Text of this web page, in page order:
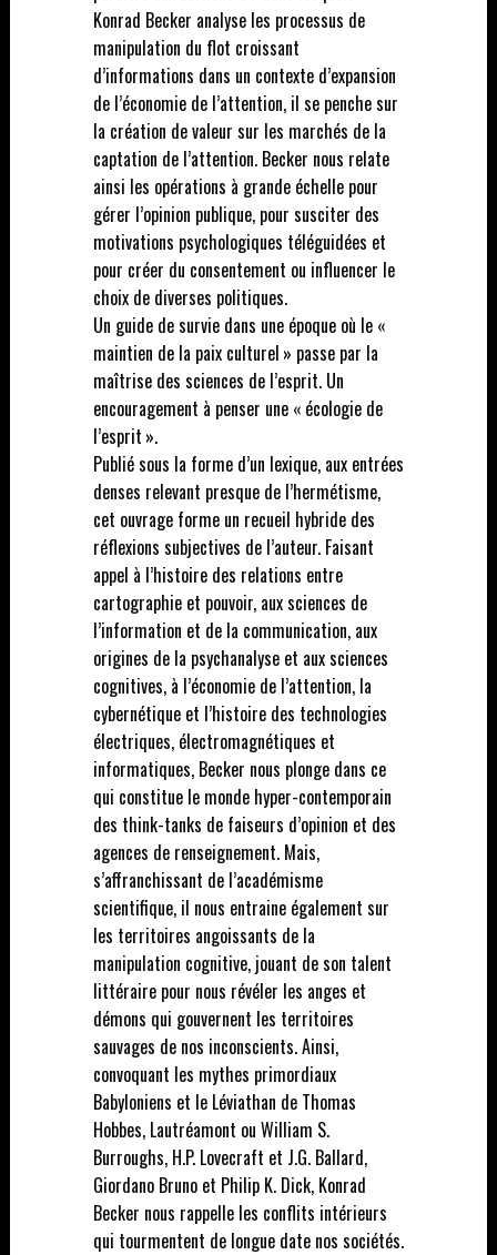
Konrad Becker analyse les processus de
manipulation du flot croissant
d’informations dans un contexte d’expansion
de l’économie de l’attention, il se penche sur
la création de valeur sur les marchés de la
captation de l’attention. Becker nous relate
ainsi les opérations à grande échelle pour
gérer l’opinion publique, pour susciter des
motivations psychologiques téléguidées et
pour créer du consentement ou influencer le
choix de diverses politiques.
Un guide de survie dans une époque où le «
maintien de la paix culturel » passe par la
maîtrise des sciences de l’esprit. Un
encouragement à penser une « écologie de
l’esprit ».
Publié sous la forme d’un lexique, aux entrées
denses relevant presque de l’hermétisme,
cet ouvrage forme un recueil hybride des
réflexions subjectives de l’auteur. Faisant
appel à l’histoire des relations entre
cartographie et pouvoir, aux sciences de
l’information et de la communication, aux
origines de la psychanalyse et aux sciences
cognitives, à l’économie de l’attention, la
cybernétique et l’histoire des technologies
électriques, électromagnétiques et
informatiques, Becker nous plonge dans ce
qui constitue le monde hyper-contemporain
des think-tanks de faiseurs d’opinion et des
agences de renseignement. Mais,
s’affranchissant de l’académisme
scientifique, il nous entraine également sur
les territoires angoissants de la
manipulation cognitive, jouant de son talent
littéraire pour nous révéler les anges et
démons qui gouvernent les territoires
sauvages de nos inconscients. Ainsi,
convoquant les mythes primordiaux
Babyloniens et le Léviathan de Thomas
Hobbes, Lautréamont ou William S.
Burroughs, H.P. Lovecraft et J.G. Ballard,
Giordano Bruno et Philip K. Dick, Konrad
Becker nous rappelle les conflits intérieurs
qui tourmentent de longue date nos sociétés.